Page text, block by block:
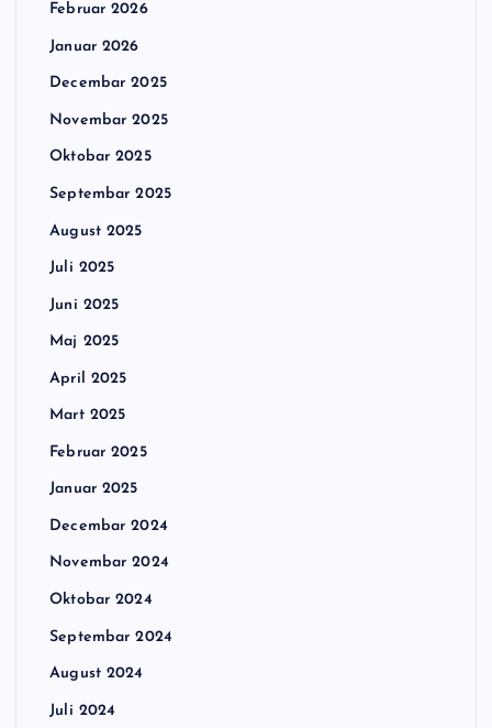
Februar 2026
Januar 2026
Decembar 2025
Novembar 2025
Oktobar 2025
Septembar 2025
August 2025
Juli 2025
Juni 2025
Maj 2025
April 2025
Mart 2025
Februar 2025
Januar 2025
Decembar 2024
Novembar 2024
Oktobar 2024
Septembar 2024
August 2024
Juli 2024